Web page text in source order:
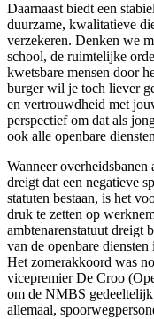
Daarnaast biedt een
duurzame, kwalitatieve
verzekeren. Denken we
school, de ruimtelijke
kwetsbare mensen door
burger wil je toch liever
en vertrouwdheid met
perspectief om dat als
ook alle openbare
Wanneer
dreigt dat een negatieve
statuten bestaan, is het
druk te zetten op
ambtenarenstatuut dreigt
van de openbare
Het zomerakkoord was
vicepremier De Croo
om de NMBS
allemaal,